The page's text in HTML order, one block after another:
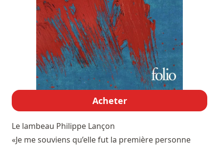
Acheter
Le lambeau Philippe Lançon
«Je me souviens qu’elle fut la première personne